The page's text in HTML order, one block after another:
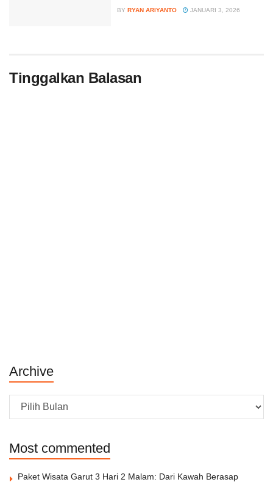
BY RYAN ARIYANTO JANUARI 3, 2026
Tinggalkan Balasan
Archive
Archive
Most commented
Paket Wisata Garut 3 Hari 2 Malam: Dari Kawah Berasap